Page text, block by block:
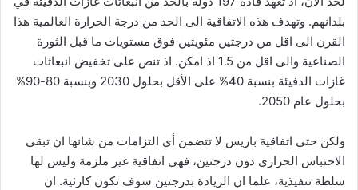
بلدانهم. وتهدف هذه الاتفاقية الى الحد من درجة الحرارة العالمية هذا
القرن الى اقل من درجتين مئويتين فوق مستويات ما قبل الثورة
الصناعية والى اقل من 1.5 اذ امكن. اذ تنص على تخفيض انبعاثات
غازات الدفيئة بنسبة 40% على الأقل بحلول 2030 وبنسبة 80-90%
بحلول عام 2050.
ولكن حتى اتفاقية باريس لا تتضمن أي التزامات من شانها ان تبقي
الاحتباس الحراري دون درجتين، فهي اتفاقية غير ملزمة وليس لها
سلطة تنفيذية، علما ان الزيادة بدرجتين سوف تكون كارثية. ان